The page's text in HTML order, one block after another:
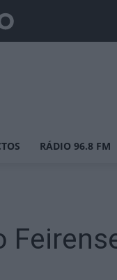
RÁDIO 96.8 FM